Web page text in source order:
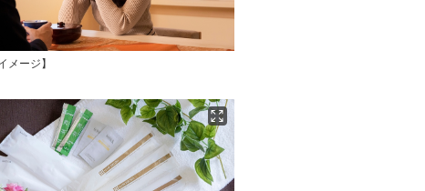
メージ】